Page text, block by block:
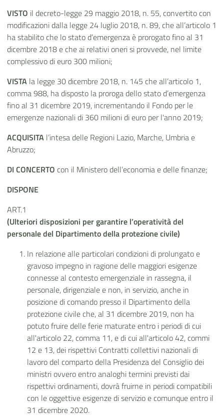
VISTO il decreto-legge 29 maggio 2018, n. 55, convertito con
modificazioni dalla legge 24 luglio 2018, n. 89, che all’articolo 1
ha stabilito che lo stato d’emergenza è prorogato fino al 31
dicembre 2018 e che ai relativi oneri si provvede, nel limite
complessivo di euro 300 milioni;
VISTA la legge 30 dicembre 2018, n. 145 che all’articolo 1,
comma 988, ha disposto la proroga dello stato d’emergenza
fino al 31 dicembre 2019, incrementando il Fondo per le
emergenze nazionali di 360 milioni di euro per l'anno 2019;
ACQUISITA l’intesa delle Regioni Lazio, Marche, Umbria e
Abruzzo;
DI CONCERTO con il Ministero dell’economia e delle finanze;
DISPONE
ART.1
(Ulteriori disposizioni per garantire l’operatività del
personale del Dipartimento della protezione civile)
In relazione alle particolari condizioni di prolungato e
gravoso impegno in ragione delle maggiori esigenze
connesse al contesto emergenziale in rassegna, il
personale, dirigenziale e non, in servizio, anche in
posizione di comando presso il Dipartimento della
protezione civile che, al 31 dicembre 2019, non ha
potuto fruire delle ferie maturate entro i periodi di cui
all'articolo 22, comma 11, e di cui all'articolo 42, commi
12 e 13, dei rispettivi Contratti collettivi nazionali di
lavoro del comparto della Presidenza del Consiglio dei
ministri ovvero entro analoghi termini previsti dai
rispettivi ordinamenti, dovrà fruirne in periodi compatibili
con le oggettive esigenze di servizio e comunque entro il
31 dicembre 2020.